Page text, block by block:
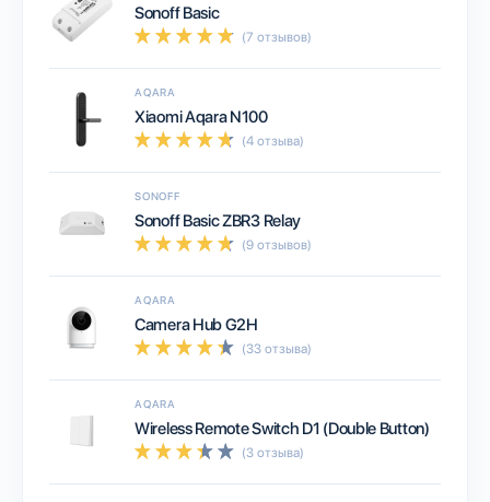
Sonoff Basic
(7 отзывов)
AQARA
Xiaomi Aqara N100
(4 отзыва)
SONOFF
Sonoff Basic ZBR3 Relay
(9 отзывов)
AQARA
Camera Hub G2H
(33 отзыва)
AQARA
Wireless Remote Switch D1 (Double Button)
(3 отзыва)